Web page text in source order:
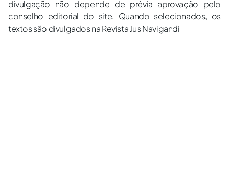
divulgação não depende de prévia aprovação pelo
conselho editorial do site. Quando selecionados, os
textos são divulgados na Revista Jus Navigandi